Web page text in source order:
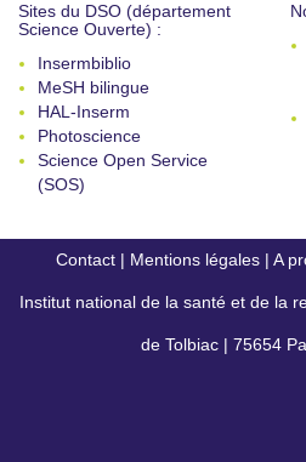
Sites du DSO (département
Science Ouverte) :
Insermbiblio
MeSH bilingue
HAL-Inserm
Photoscience
Science Open Service
(SOS)
Contact | Mentions légales | A
Institut national de la santé et de la
de Tolbiac | 75654